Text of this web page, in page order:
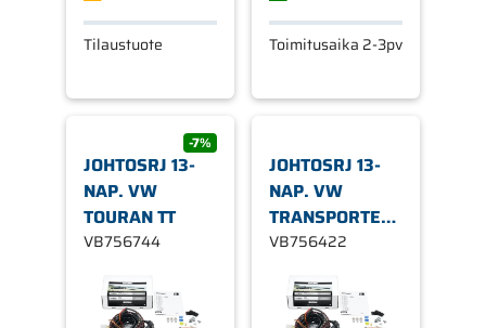
Tilaustuote Toimitusaika 2-3pv
-7%
JOHTOSRJ 13-
NAP. VW
TOURAN TT
VB756744
JOHTOSRJ 13-
NAP. VW
TRANSPORTER
TT
VB756422